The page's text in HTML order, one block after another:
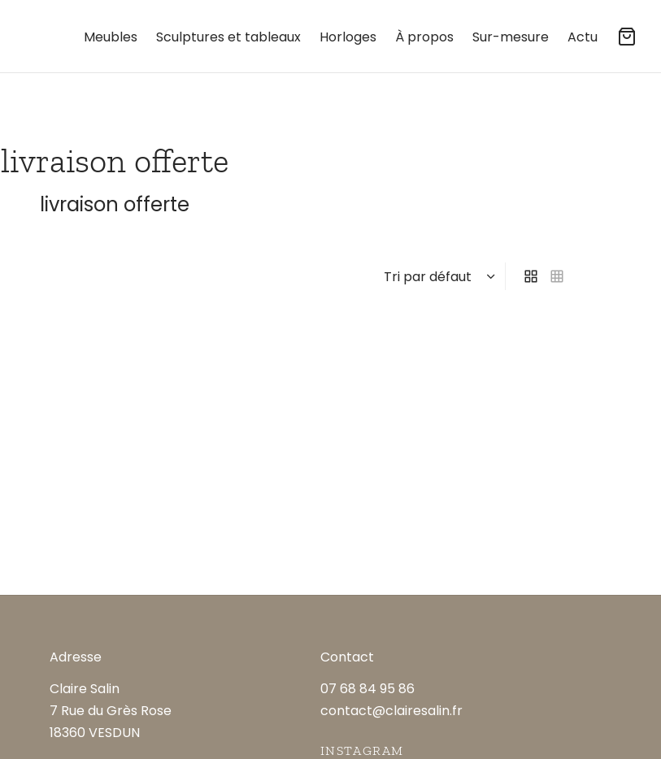
Meubles Sculptures et tableaux Horloges À propos Sur-mesure Actu
livraison offerte
livraison offerte
Adresse
Claire Salin
7 Rue du Grès Rose
18360 VESDUN
Contact
07 68 84 95 86
contact@clairesalin.fr
INSTAGRAM